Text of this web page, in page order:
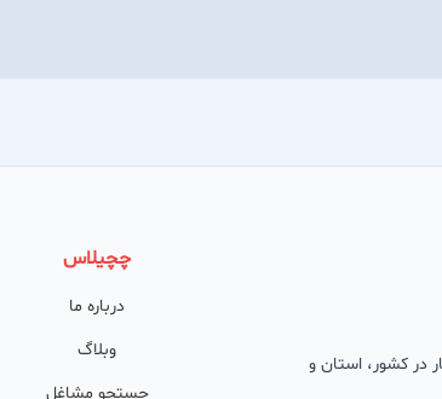
در کشور، استان و
چچیلاس
درباره ما
وبلاگ
جستجو مشاغل